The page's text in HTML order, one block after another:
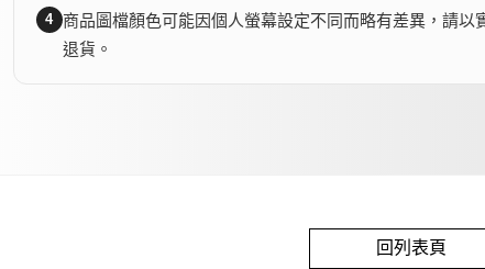
4 商品圖檔顏色可能因個人螢幕設定不同而略有差異，請以
退貨。
回列表頁